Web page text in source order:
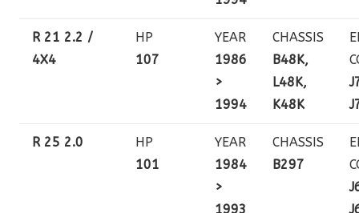
R 21 2.2 /
4X4
HP
107
YEAR
1986
>
1994
CHASSIS
B48K,
L48K,
K48K
R 25 2.0
HP
101
YEAR
1984
>
1993
CHASSIS
B297